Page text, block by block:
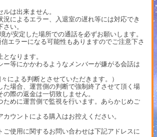
ルは出来ません。
況によるエラー、入退室の遅れ等には対応でき
い。
が安定した場所での通話を必ずお願いします。
信エラーになる可能性もありますのでご注意下さ
となります。
ー等にかかわるようなメンバーが嫌がる会話は
による判断とさせていただきます。）
た場合、運営側の判断で強制終了させて頂く場
際の返金は一切致しません。
ために運営側で監視を行います。あらかじめご
カウントによる購入はお控えください。
ご使用に関するお問い合わせは下記アドレスに